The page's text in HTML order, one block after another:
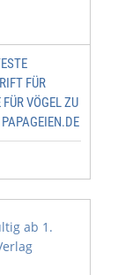
Weiterhin
des
platzieren.
FÜR
VÖGEL ZU